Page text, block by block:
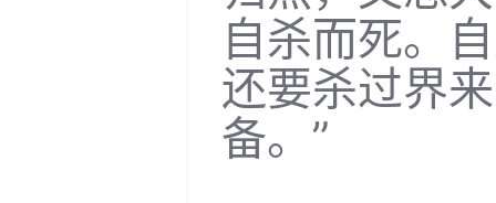
自杀而死。
还要杀过界
备。”